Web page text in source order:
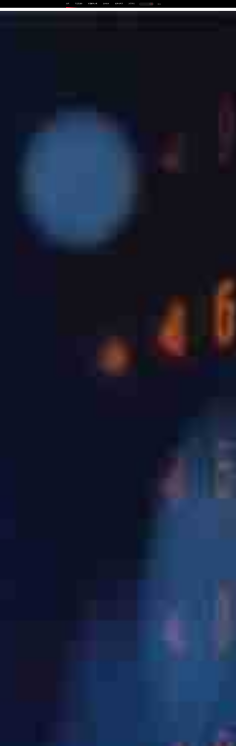
首页 产品及服务 行业解决方案 合作伙伴 投资者关系 关于我们 中EN